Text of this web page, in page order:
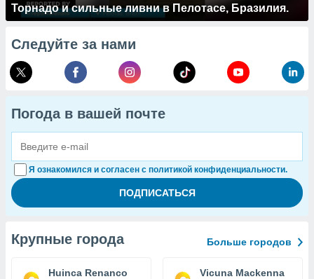
Торнадо и сильные ливни в Пелотасе, Бразилия.
Следуйте за нами
Погода в вашей почте
Я ознакомился и согласен с политикой конфиденциальности.
Крупные города Больше городов
Huinca Renanco Vicuna Mackenna